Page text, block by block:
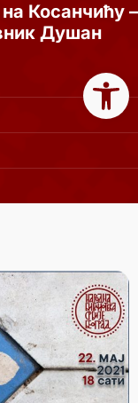
Косанчићу –
Душан